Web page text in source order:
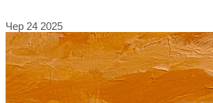
Чер 24 2025